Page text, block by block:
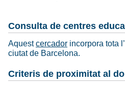
Consulta de centres
Aquestcercador incorpora tota
ciutat de Barcelona.
Criteris de proximitat al